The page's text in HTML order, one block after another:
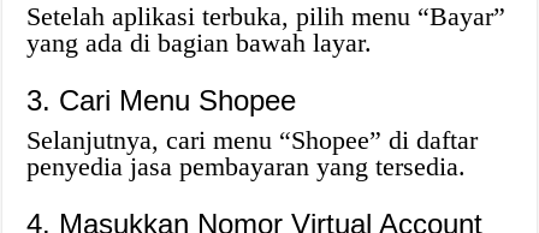
Setelah aplikasi terbuka, pilih menu “Bayar”
yang ada di bagian bawah layar.
3. Cari Menu Shopee
Selanjutnya, cari menu “Shopee” di daftar
penyedia jasa pembayaran yang tersedia.
4. Masukkan Nomor Virtual Account